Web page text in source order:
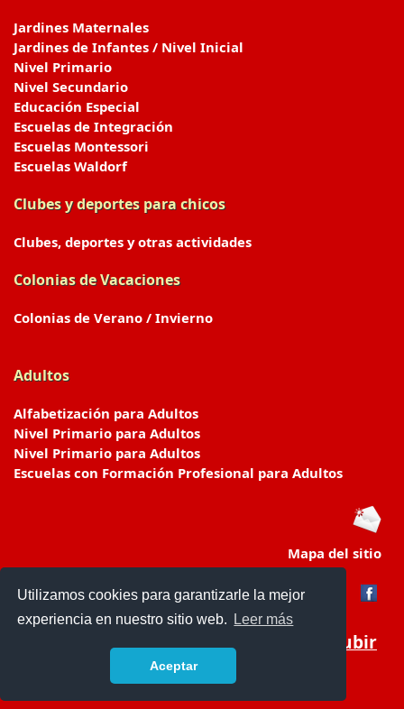
Utilizamos cookies para garantizarle la mejor
experiencia en nuestro sitio web.
Leer más
Aceptar
Jardines Maternales
Jardines de Infantes / Nivel Inicial
Nivel Primario
Nivel Secundario
Educación Especial
Escuelas de Integración
Escuelas Montessori
Escuelas Waldorf
Clubes y deportes para chicos
Clubes, deportes y otras actividades
Colonias de Vacaciones
Colonias de Verano / Invierno
Adultos
Alfabetización para Adultos
Nivel Primario para Adultos
Nivel Primario para Adultos
Escuelas con Formación Profesional para Adultos
Mapa del sitio
Subir